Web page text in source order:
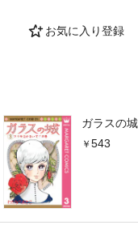
お気に入り登録
ガラスの
543